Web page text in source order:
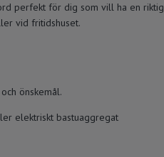
perfekt för dig som vill ha en
vid fritidshuset.
önskemål.
elektriskt bastuaggregat